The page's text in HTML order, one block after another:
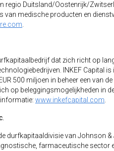
regio Duitsland/Oostenrijk/
medische producten en
dat zich richt op
INKEF Capital
500 miljoen in beheer een van
op beleggingsmogelijkheden in
www.inkefcapital.com
durfkapitaaldivisie van Johnson
farmaceutische sector